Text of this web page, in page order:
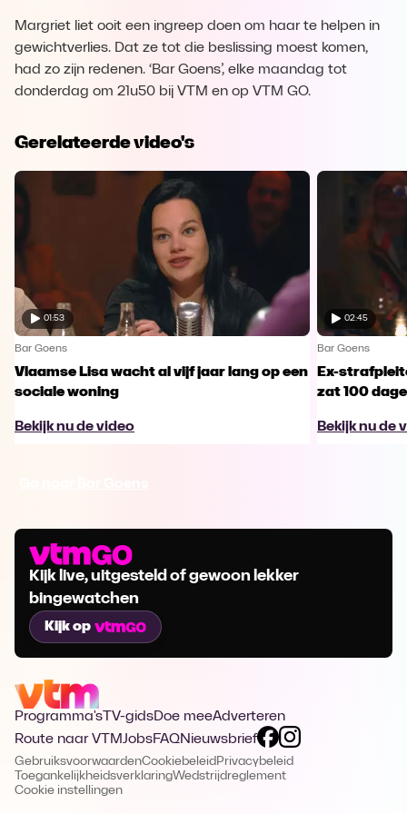
Margriet liet ooit een ingreep doen om haar te helpen in
gewichtverlies. Dat ze tot die beslissing moest komen,
had zo zijn redenen. ‘Bar Goens’, elke maandag tot
donderdag om 21u50 bij VTM en op VTM GO.
Gerelateerde video's
01:53
Bar Goens
Vlaamse Lisa wacht al vijf jaar lang op een
sociale woning
Bekijk nu de video
02:45
Bar Goens
Ex-
zat 100
Bekijk nu de
Kijk live, uitgesteld of gewoon lekker
bingewatchen
Kijk op
Programma's TV-gidsDoe meeAdverteren
Route naar VTMJobsFAQNieuwsbrief
GebruiksvoorwaardenCookiebeleid Privacybeleid
ToegankelijkheidsverklaringWedstrijdreglement
Cookie instellingen